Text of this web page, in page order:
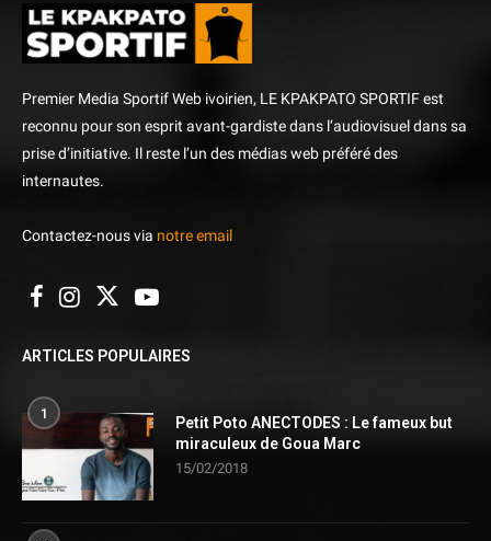
Premier Media Sportif Web ivoirien, LE KPAKPATO SPORTIF est
reconnu pour son esprit avant-gardiste dans l’audiovisuel dans sa
prise d’initiative. Il reste l’un des médias web préféré des
internautes.
Contactez-nous via notre email
ARTICLES POPULAIRES
1
Petit Poto ANECTODES : Le fameux but
miraculeux de Goua Marc
15/02/2018